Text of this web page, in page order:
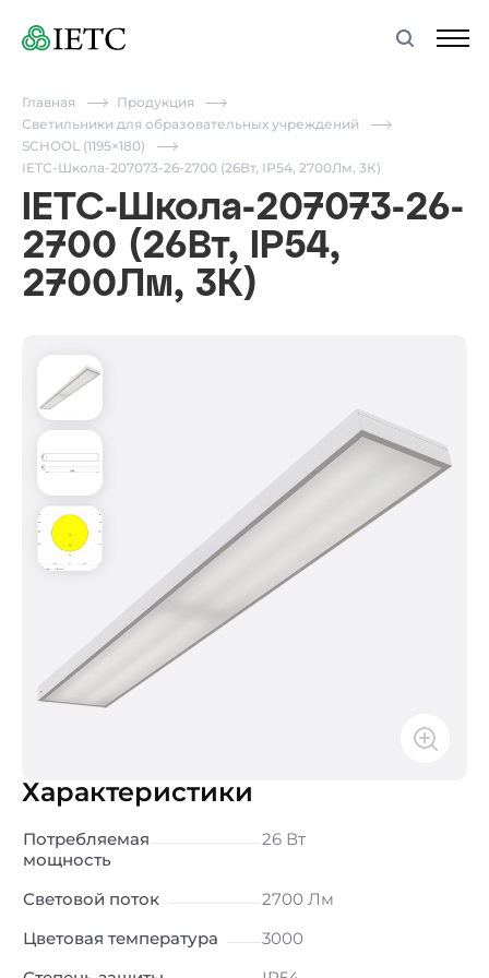
Главная
Продукция
Светильники для образовательных учреждений
SCHOOL (1195×180)
IETC-Школа-207073-26-2700 (26Вт, IP54, 2700Лм, 3К)
IETC-Школа-207073-26-
2700 (26Вт, IP54,
2700Лм, 3К)
Характеристики
Потребляемая
мощность
26 Вт
Световой поток
2700 Лм
Цветовая температура
3000